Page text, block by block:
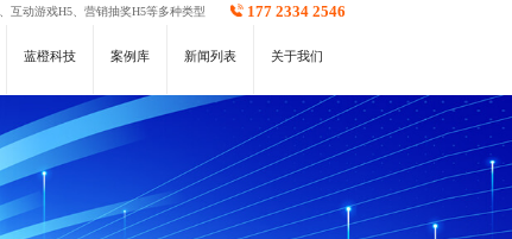
互动游戏H5 营销抽奖H5等多种类型 177 2334 2546
蓝橙科技 案例库 新闻列表 关于我们